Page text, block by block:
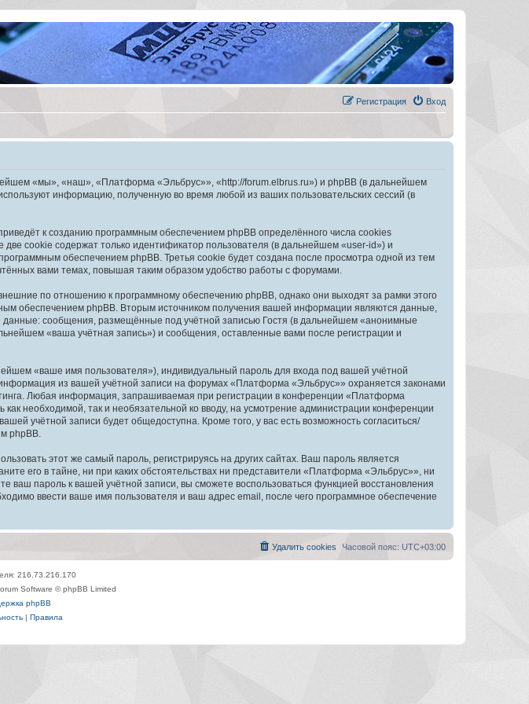
Вход
Регистрация
«мы», «наш», «Платформа «Эльбрус»», «http://forum.elbrus.ru») и phpBB (в дальнейшем
информацию, полученную во время любой из ваших пользовательских сессий (в
к созданию программным обеспечением phpBB определённого числа cookies
cookie содержат только идентификатор пользователя (в дальнейшем «user-id») и
обеспечением phpBB. Третья cookie будет создана после просмотра одной из тем
вами темах, повышая таким образом удобство работы с форумами.
по отношению к программному обеспечению phpBB, однако они выходят за рамки этого
обеспечением phpBB. Вторым источником получения вашей информации являются данные,
сообщения, размещённые под учётной записью Гостя (в дальнейшем «анонимные
«ваша учётная запись») и сообщения, оставленные вами после регистрации и
«ваше имя пользователя»), индивидуальный пароль для входа под вашей учётной
из вашей учётной записи на форумах «Платформа «Эльбрус»» охраняется законами
Любая информация, запрашиваемая при регистрации в конференции «Платформа
необходимой, так и необязательной ко вводу, на усмотрение администрации конференции
учётной записи будет общедоступна. Кроме того, у вас есть возможность согласиться/
phpBB.
этот же самый пароль, регистрируясь на других сайтах. Ваш пароль является
его в тайне, ни при каких обстоятельствах ни представители «Платформа «Эльбрус»», ни
ваш пароль к вашей учётной записи, вы сможете воспользоваться функцией восстановления
ввести ваше имя пользователя и ваш адрес email, после чего программное обеспечение
Часовой пояс: UTC+03:00
Удалить cookies
216.73.216.170
Software © phpBB Limited
phpBB
| Правила